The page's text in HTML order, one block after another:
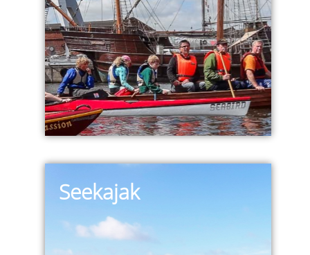
Seekajak